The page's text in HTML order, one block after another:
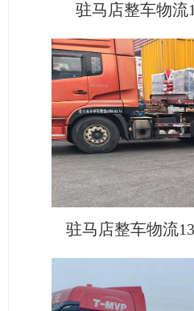
驻马店整车物流
驻马店整车物流